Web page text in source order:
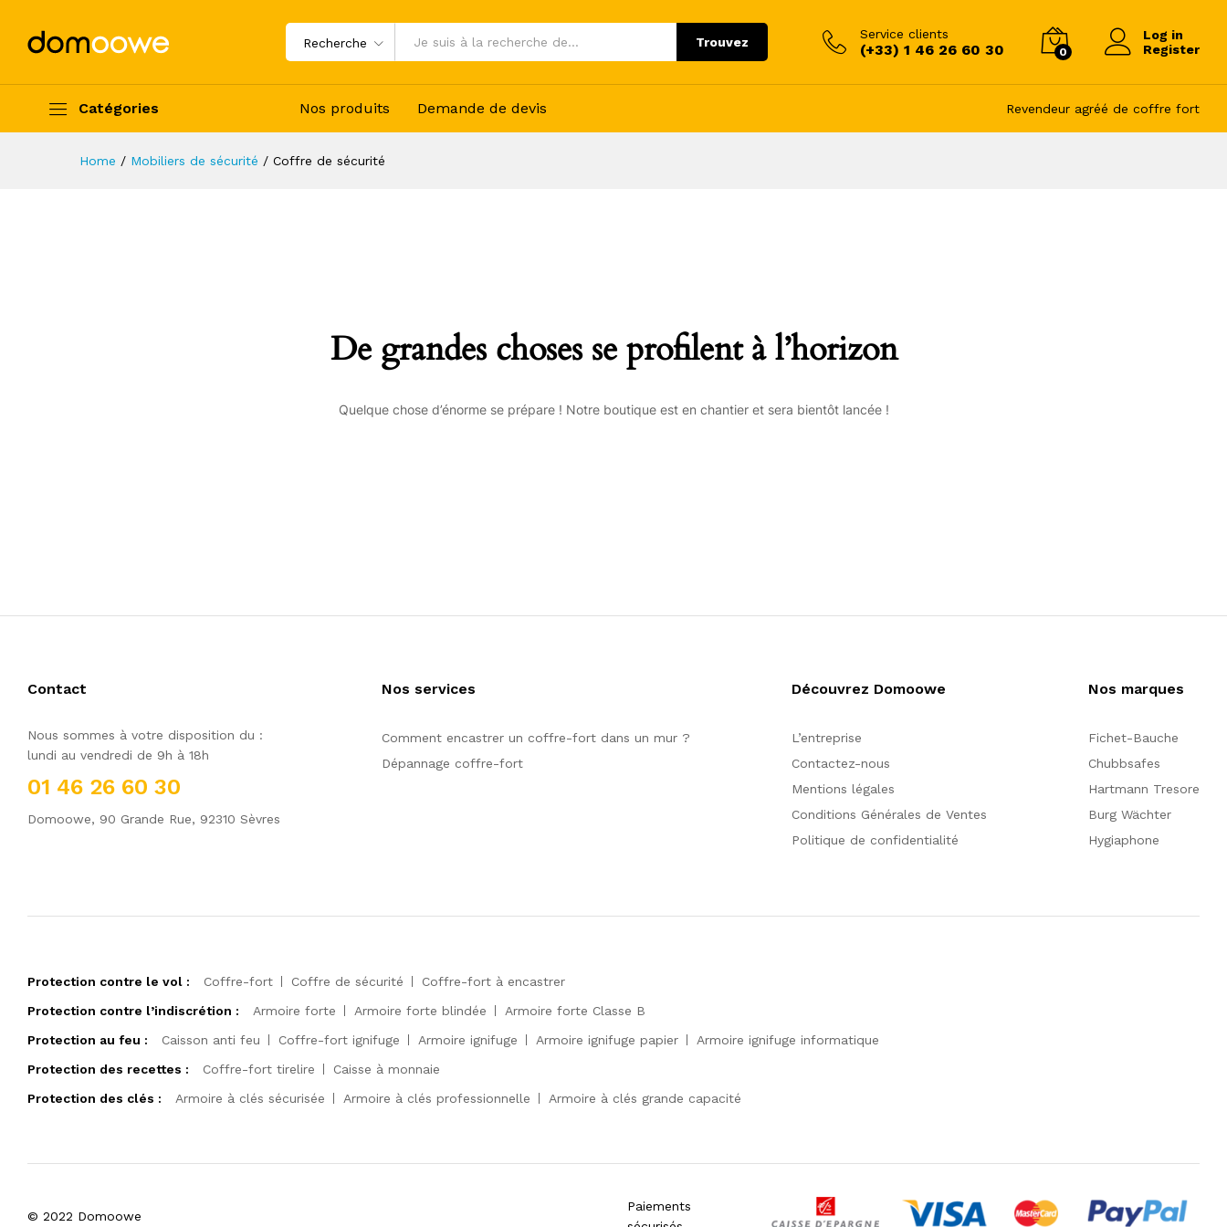
Recherche Trouvez
Service clients
(+33) 1 46 26 60 30 0
Log in
Register
Catégories Nos produits Demande de devis Revendeur agréé de coffre fort
Home / Mobiliers de sécurité / Coffre de sécurité
De grandes choses se profilent à l’horizon
Quelque chose d’énorme se prépare ! Notre boutique est en chantier et sera bientôt lancée !
Contact
Nous sommes à votre disposition du :
lundi au vendredi de 9h à 18h
01 46 26 60 30
Domoowe, 90 Grande Rue, 92310 Sèvres
Nos services
Comment encastrer un coffre-fort dans un mur ?
Dépannage coffre-fort
Découvrez Domoowe
L’entreprise
Contactez-nous
Mentions légales
Conditions Générales de Ventes
Politique de confidentialité
Nos marques
Fichet-Bauche
Chubbsafes
Hartmann Tresore
Burg Wächter
Hygiaphone
Protection contre le vol : Coffre-fort Coffre de sécurité
Coffre-fort à encastrer
Protection contre l’indiscrétion :
Armoire forte Armoire forte blindée
Armoire forte Classe B
Protection au feu :
Caisson anti feu Coffre-fort ignifuge Armoire ignifuge Armoire ignifuge papier
Armoire ignifuge informatique
Protection des recettes :
Coffre-fort tirelire
Caisse à monnaie
Protection des clés :
Armoire à clés sécurisée Armoire à clés professionnelle Armoire à clés grande capacité
© 2022 Domoowe
Paiements